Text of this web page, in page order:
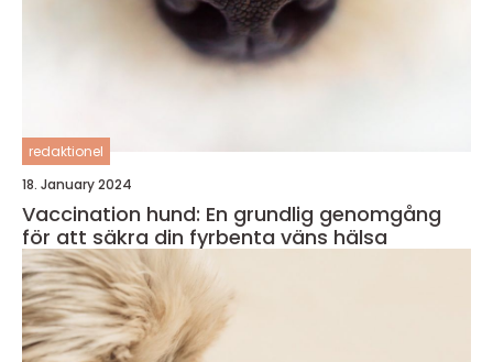
redaktionel
18. January 2024
Vaccination hund: En grundlig genomgång
för att säkra din fyrbenta väns hälsa